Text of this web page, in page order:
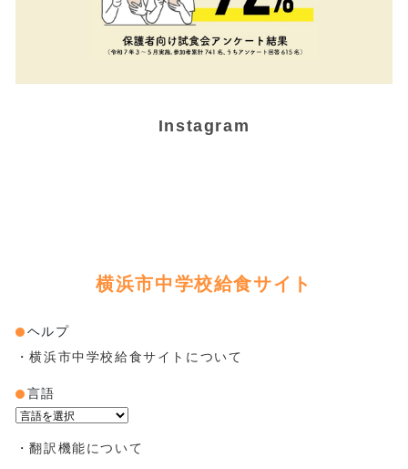
Instagram
横浜市中学校給食サイト
ヘルプ
・横浜市中学校給食サイトについて
言語
・翻訳機能について